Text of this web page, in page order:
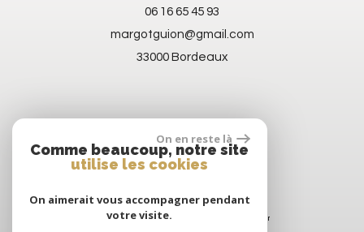
06 16 65 45 93
margotguion@gmail.com
33000 Bordeaux
On en reste là
Comme beaucoup, notre site
utilise les cookies
On aimerait vous accompagner pendant
votre visite.